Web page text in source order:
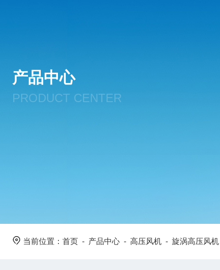
产品中心
PRODUCT CENTER
当前位置： 首页 - 产品中心 - 高压风机 - 旋涡高压风机